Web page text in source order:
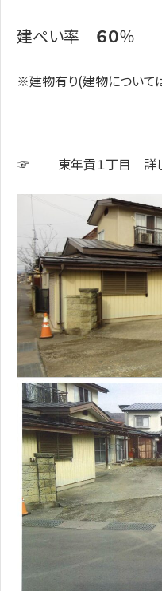
建ぺい率 ６０
※建物有り(建物について
☞ 東年貢１丁目 詳